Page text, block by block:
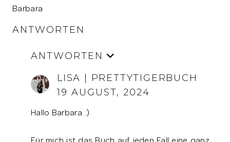
Barbara
ANTWORTEN
ANTWORTEN
LISA | PRETTYTIGERBUCH
19 AUGUST, 2024
Hallo Barbara :)